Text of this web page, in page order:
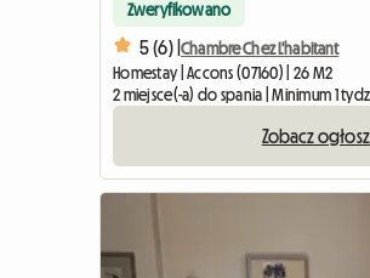
Zweryfikowano
5 (6) |Chambre Chez L'habitant
Homestay | Accons (07160) | 26 M2
2 miejsce(-a) do spania | Minimum 1
Zobacz